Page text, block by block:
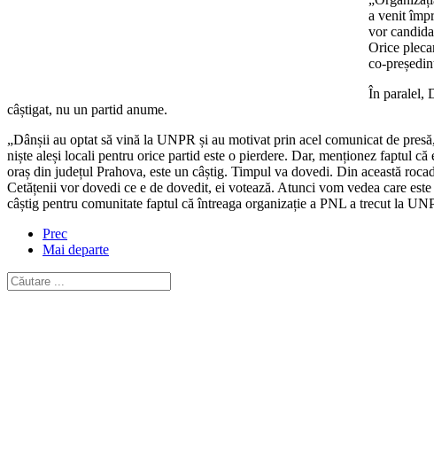
a venit
vor
Orice
co-
În paralel,
câștigat, nu un partid anume.
„Dânșii au optat să vină la UNPR și au motivat prin acel comunicat de
niște aleși locali pentru orice partid este o pierdere. Dar, menționez faptul
oraș din județul Prahova, este un câștig. Timpul va dovedi. Din această
Cetățenii vor dovedi ce e de dovedit, ei votează. Atunci vom vedea care
câștig pentru comunitate faptul că întreaga organizație a PNL a trecut la
Prec
Mai departe